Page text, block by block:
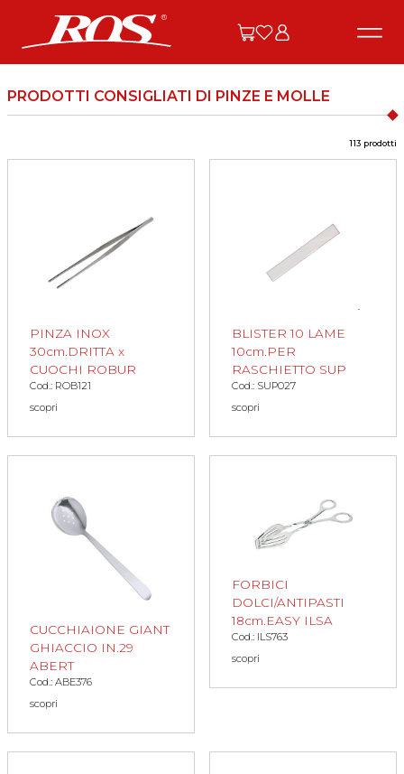
PRODOTTI CONSIGLIATI DI PINZE E MOLLE
113 prodotti
PINZA INOX
30cm.DRITTA x
CUOCHI ROBUR
Cod.: ROB121
scopri
BLISTER 10 LAME
10cm.PER
RASCHIETTO SUP
Cod.: SUP027
scopri
CUCCHIAIONE GIANT
GHIACCIO IN.29
ABERT
Cod.: ABE376
scopri
FORBICI
DOLCI/ANTIPASTI
18cm.EASY ILSA
Cod.: ILS763
scopri